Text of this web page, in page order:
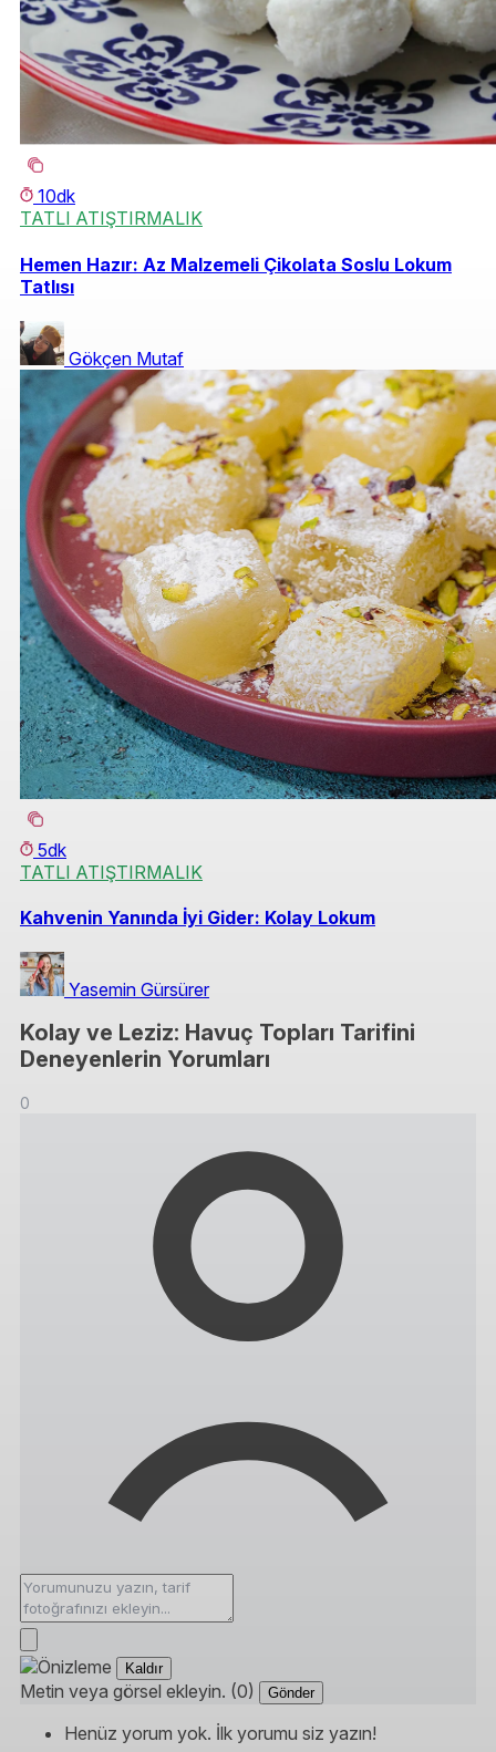
10dk
TATLI ATIŞTIRMALIK
Hemen Hazır: Az Malzemeli Çikolata Soslu Lokum
Tatlısı
Gökçen Mutaf
5dk
TATLI ATIŞTIRMALIK
Kahvenin Yanında İyi Gider: Kolay Lokum
Yasemin Gürsürer
Kolay ve Leziz: Havuç Topları Tarifini
Deneyenlerin Yorumları
0
Kaldır
Metin veya görsel ekleyin. (0) Gönder
Henüz yorum yok. İlk yorumu siz yazın!